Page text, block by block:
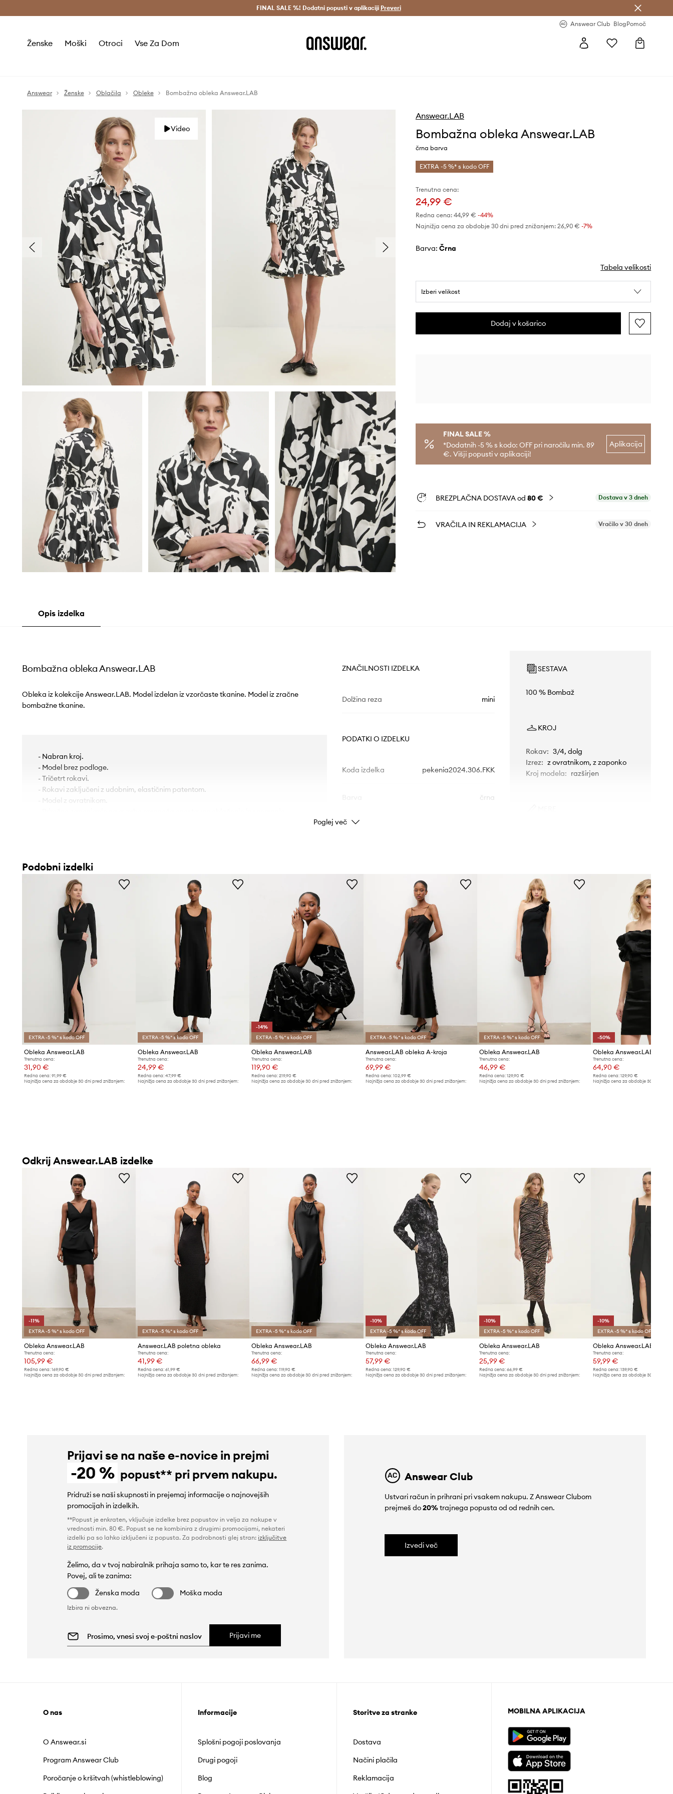
Dostava v 3 dneh > Prihrani z vpisom v Answear Club >
FINAL SALE %! Dodatni popusti v aplikaciji Preveri
Answear Club BlogPomoč
Ženske Moški Otroci Vse Za Dom
Answear Ženske Oblačila Obleke Bombažna obleka Answear.LAB
Video
Answear.LAB
Bombažna obleka Answear.LAB
črna barva
EXTRA -5 %* s kodo OFF
Trenutna cena:
24,99 €
Redna cena: 44,99 € -44%
Najnižja cena za obdobje 30 dni pred znižanjem: 26,90 € -7%
Barva: črna
Tabela velikosti
Izberi velikost
Dodaj v košarico
FINAL SALE %
*Dodatnih -5 % s kodo: OFF pri naročilu min. 89
€. Višji popusti v aplikaciji!
Aplikacija
BREZPLAČNA DOSTAVA od 80 € Dostava v 3 dneh
VRAČILA IN REKLAMACIJA Vračilo v 30 dneh
Opis izdelka
Bombažna obleka Answear.LAB
Obleka iz kolekcije Answear.LAB. Model izdelan iz vzorčaste tkanine. Model iz zračne
bombažne tkanine.
- Nabran kroj.
- Model brez podloge.
- Tričetrt rokavi.
- Rokavi zaključeni z udobnim, elastičnim patentom.
- Model z ovratnikom.
ZNAČILNOSTI IZDELKA
Dolžina reza mini
PODATKI O IZDELKU
Koda izdelka pekenia2024.306.FKK
črna
Znamka
ID izdelka
SESTAVA
100 % Bombaž
KROJ
Rokav: 3/4, dolg
Izrez: z ovratnikom, z zaponko
Kroj modela: razširjen
običajno nosiš.
Tabela velikosti
Poglej več
Podobni izdelki
EXTRA -5 %* s kodo OFF
Obleka Answear.LAB
Trenutna cena:
31,90 €
Redna cena: 91,99 €
Najnižja cena za obdobje 30 dni pred znižanjem:
EXTRA -5 %* s kodo OFF
Obleka Answear.LAB
Trenutna cena:
24,99 €
Redna cena:47,99 €
Najnižja cena za obdobje 30 dni pred znižanjem:
-14%
EXTRA -5 %* s kodo OFF
Obleka Answear.LAB
Trenutna cena:
119,90 €
Redna cena: 219,90 €
Najnižja cena za obdobje 30 dni pred znižanjem:
EXTRA -5 %* s kodo OFF
Answear.LAB obleka A-kroja
Trenutna cena:
69,99 €
Redna cena: 102,99 €
Najnižja cena za obdobje 30 dni pred znižanjem:
EXTRA -5 %* s kodo OFF
Obleka Answear.LAB
Trenutna cena:
46,99 €
Redna cena:129,90 €
Najnižja cena za obdobje 30 dni pred znižanjem:
-50%
Obleka Answear.LAB
Trenutna cena:
64,90 €
Redna cena: 129,90 €
Najnižja cena za obdobje 30 dni pred
Odkrij Answear.LAB izdelke
-11%
EXTRA -5 %* s kodo OFF
Obleka Answear.LAB
Trenutna cena:
105,99 €
Redna cena: 169,90 €
Najnižja cena za obdobje 30 dni pred znižanjem:
EXTRA -5 %* s kodo OFF
Answear.LAB poletna obleka
Trenutna cena:
41,99 €
Redna cena:61,99 €
Najnižja cena za obdobje 30 dni pred znižanjem:
EXTRA -5 %* s kodo OFF
Obleka Answear.LAB
Trenutna cena:
66,99 €
Redna cena: 119,90 €
Najnižja cena za obdobje 30 dni pred znižanjem:
-10%
EXTRA -5 %* s kodo OFF
Obleka Answear.LAB
Trenutna cena:
57,99 €
Redna cena: 129,90 €
Najnižja cena za obdobje 30 dni pred znižanjem:
-10%
EXTRA -5 %* s kodo OFF
Obleka Answear.LAB
Trenutna cena:
25,99 €
Redna cena:66,99 €
Najnižja cena za obdobje 30 dni pred znižanjem:
-10%
EXTRA -5 %* s kodo OFF
Obleka Answear.LAB
Trenutna cena:
59,99 €
Redna cena: 139,90 €
Najnižja cena za obdobje 30 dni pred
Prijavi se na naše e-novice in prejmi
-20 % popust** pri prvem nakupu.
Pridruži se naši skupnosti in prejemaj informacije o najnovejših
promocijah in izdelkih.
**Popust je enkraten, vključuje izdelke brez popustov in velja za nakupe v
vrednosti min. 80 €. Popust se ne kombinira z drugimi promocijami, nekateri
izdelki pa so lahko izključeni iz popusta. Za podrobnosti glej stran: izključitve
iz promocije.
Želimo, da v tvoj nabiralnik prihaja samo to, kar te res zanima.
Povej, ali te zanima:
Ženska moda
Moška moda
Izbira ni obvezna.
Prijavi me
Answear Club
Ustvari račun in prihrani pri vsakem nakupu. Z Answear Clubom
prejmeš do20%trajnega popusta od od rednih cen.
Izvedi več
O nas
O Answear.si
Program Answear Club
Poročanje o kršitvah (whistleblowing)
Informacije
Splošni pogoji poslovanja
Drugi pogoji
Blog
Storitve za stranke
Dostava
Načini plačila
Reklamacija
MOBILNA APLIKACIJA